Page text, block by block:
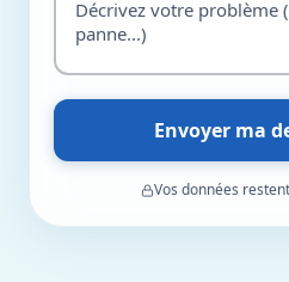
Envoyer ma
Vos données